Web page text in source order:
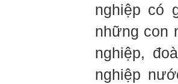
nghiệp có
những con
nghiệp,
nghiệp